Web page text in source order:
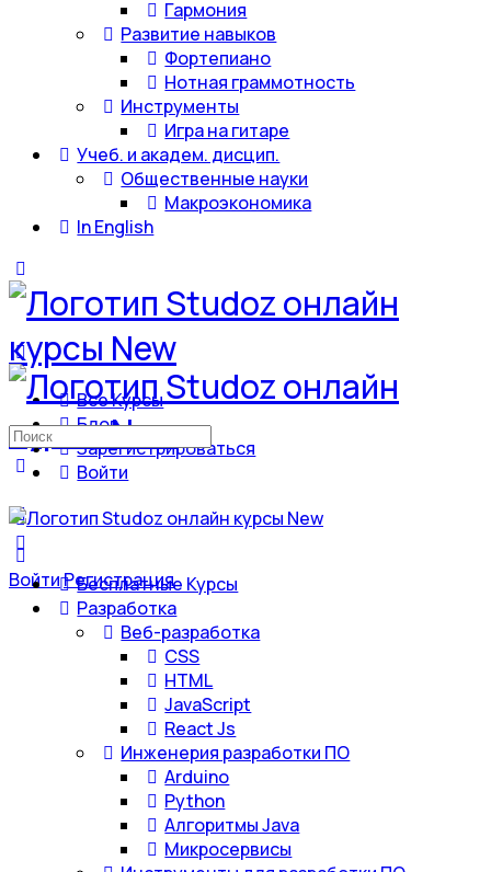
Гармония
Развитие навыков
Фортепиано
Нотная граммотность
Инструменты
Игра на гитаре
Учеб. и академ. дисцип.
Общественные науки
Макроэкономика
In English
Все Курсы
Блог
Зарегистрироваться
Войти
ВойтиРегистрация
Искать:
Бесплатные Курсы
Разработка
Веб-разработка
CSS
HTML
JavaScript
React Js
Инженерия разработки ПО
Arduino
Python
Алгоритмы Java
Микросервисы